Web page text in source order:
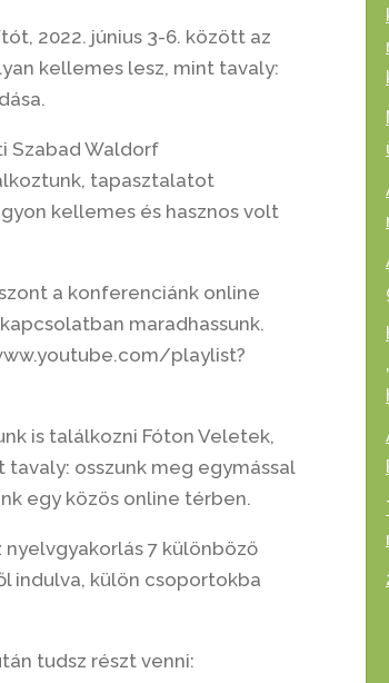
2022. június 3-6. között az
kellemes lesz, mint tavaly:
Szabad Waldorf
tapasztalatot
kellemes és hasznos volt
a konferenciánk online
maradhassunk.
playlist?
is találkozni Fóton Veletek,
osszunk meg egymással
egy közös online térben.
nyelvgyakorlás 7 különböző
indulva, külön csoportokba
tudsz részt venni: